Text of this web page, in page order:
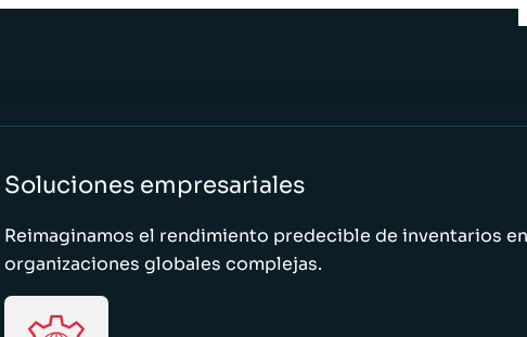
Soluciones empresariales
Reimaginamos el rendimiento predecible de inventarios en
organizaciones globales complejas.